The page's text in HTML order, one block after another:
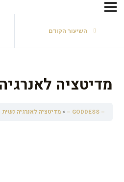
השיעור הקודם
מדיטציה
– GODDESS – מדיטציה לאנרגיה נשית